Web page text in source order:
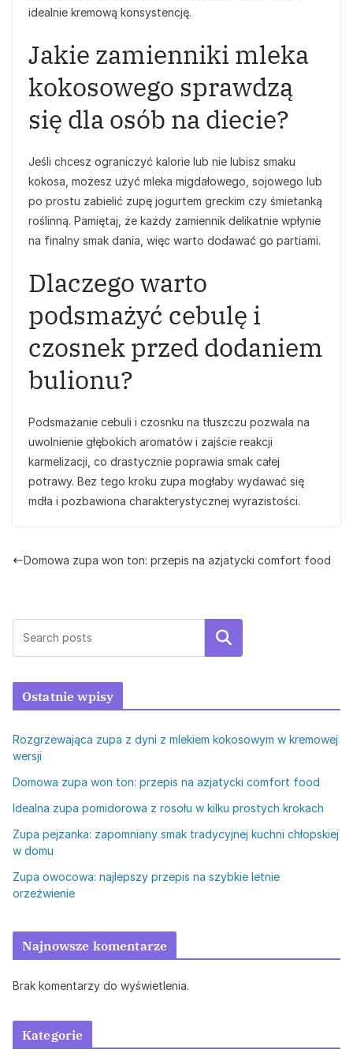
idealnie kremową konsystencję.
Jakie zamienniki mleka
kokosowego sprawdzą
się dla osób na diecie?
Jeśli chcesz ograniczyć kalorie lub nie lubisz smaku
kokosa, możesz użyć mleka migdałowego, sojowego lub
po prostu zabielić zupę jogurtem greckim czy śmietanką
roślinną. Pamiętaj, że każdy zamiennik delikatnie wpłynie
na finalny smak dania, więc warto dodawać go partiami.
Dlaczego warto
podsmażyć cebulę i
czosnek przed dodaniem
bulionu?
Podsmażanie cebuli i czosnku na tłuszczu pozwala na
uwolnienie głębokich aromatów i zajście reakcji
karmelizacji, co drastycznie poprawia smak całej
potrawy. Bez tego kroku zupa mogłaby wydawać się
mdła i pozbawiona charakterystycznej wyrazistości.
Domowa zupa won ton: przepis na azjatycki comfort food
Szukaj
Ostatnie wpisy
Rozgrzewająca zupa z dyni z mlekiem kokosowym w kremowej
wersji
Domowa zupa won ton: przepis na azjatycki comfort food
Idealna zupa pomidorowa z rosołu w kilku prostych krokach
Zupa pejzanka: zapomniany smak tradycyjnej kuchni chłopskiej
w domu
Zupa owocowa: najlepszy przepis na szybkie letnie
orzeźwienie
Najnowsze komentarze
Brak komentarzy do wyświetlenia.
Kategorie